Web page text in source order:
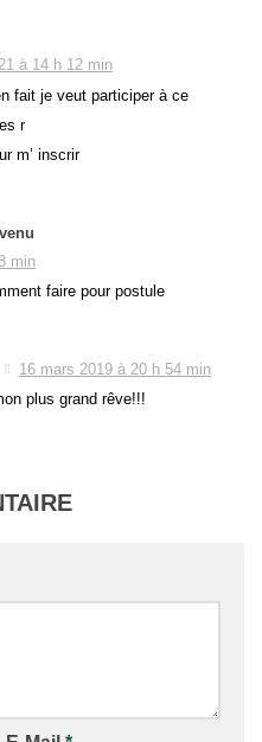
à 14 h 12 min
fait je veut participer à ce
r
m’ inscrir
min
faire pour postule
16 mars 2019 à 20 h 54 min
plus grand rêve!!!